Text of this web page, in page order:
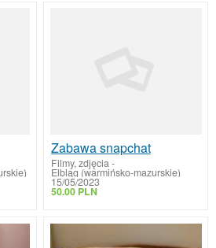
Zabawa snapchat
Filmy, zdjęcia-
Elbląg (warmińsko-mazurskie)
15/05/2023
50.00 PLN